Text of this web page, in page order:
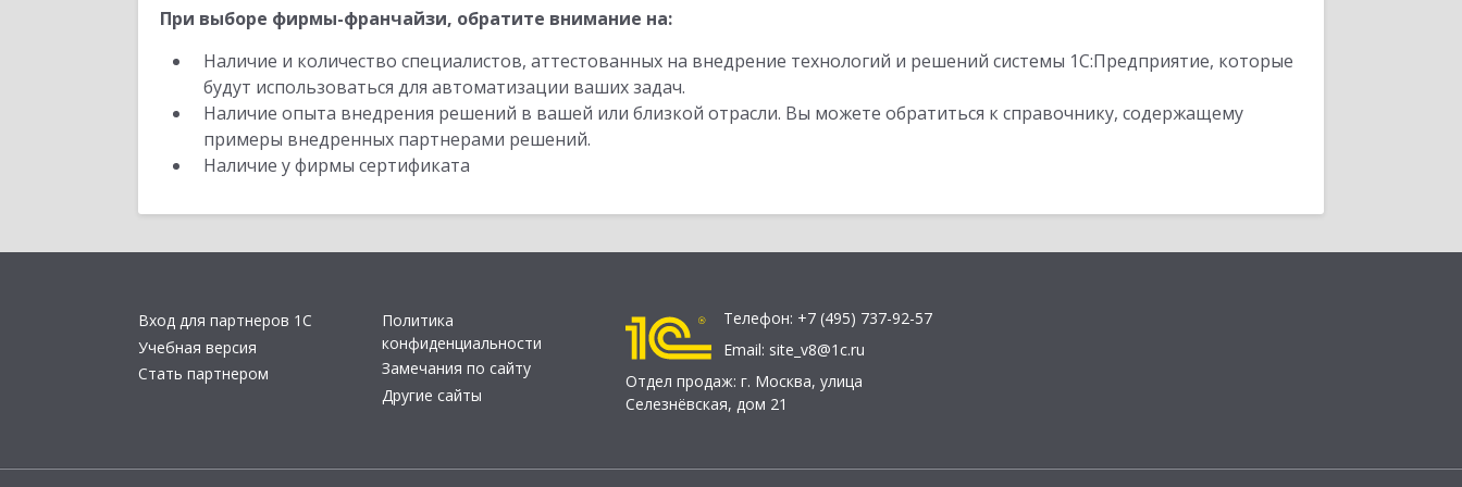
При выборе фирмы-франчайзи, обратите внимание на:
Наличие и количество специалистов, аттестованных на внедрение технологий и решений системы 1С:Предприятие, которые
будут использоваться для автоматизации ваших задач.
Наличие опыта внедрения решений в вашей или близкой отрасли. Вы можете обратиться к справочнику, содержащему
примеры внедренных партнерами решений.
Наличие у фирмы сертификата
Вход для партнеров 1С
Учебная версия
Стать партнером
Политика
конфиденциальности
Замечания по сайту
Другие сайты
Телефон: +7 (495) 737-92-57
Email: site_v8@1c.ru
Отдел продаж: г. Москва, улица
Селезнёвская, дом 21